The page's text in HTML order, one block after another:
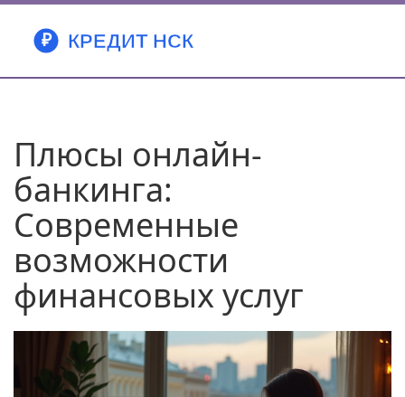
Плюсы онлайн-
банкинга:
Современные
возможности
финансовых услуг